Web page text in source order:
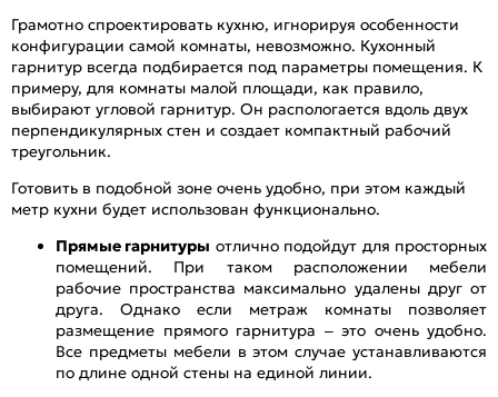
Грамотно спроектировать кухню, игнорируя особенности
конфигурации самой комнаты, невозможно. Кухонный
гарнитур всегда подбирается под параметры помещения. К
примеру, для комнаты малой площади, как правило,
выбирают угловой гарнитур. Он распологается вдоль двух
перпендикулярных стен и создает компактный рабочий
треугольник.
Готовить в подобной зоне очень удобно, при этом каждый
метр кухни будет использован функционально.
Прямые гарнитуры отлично подойдут для просторных
помещений. При таком расположении мебели
рабочие пространства максимально удалены друг от
друга. Однако если метраж комнаты позволяет
размещение прямого гарнитура – это очень удобно.
Все предметы мебели в этом случае устанавливаются
по длине одной стены на единой линии.